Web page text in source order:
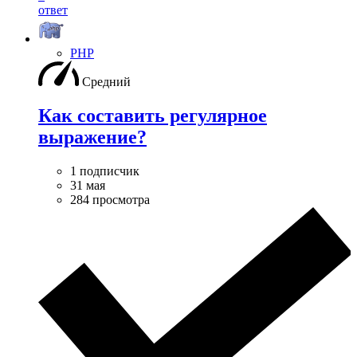
ответ
PHP
Средний
Как составить регулярное
выражение?
1 подписчик
31 мая
284 просмотра